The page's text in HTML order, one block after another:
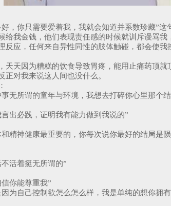
，你只需要爱着我，我就会知道并系数珍藏”这
给我金钱，他们表现责任感的时候就训斥谩骂
反应，任何来自异性同性的肢体触碰，都会使
天天因为糟糕的饮食导致胃疼，能用止痛药顶
对我来说这人间也没什么。
无所谓的童年与环境，我想去打碎你心里那个
出必践，证明我有能力做到我说的”
精神健康最重要的，你每次说你最好的结局
活着挺无所谓的”
你能尊重我”
为自己控制欲怎么怎么样，我是单纯的想你